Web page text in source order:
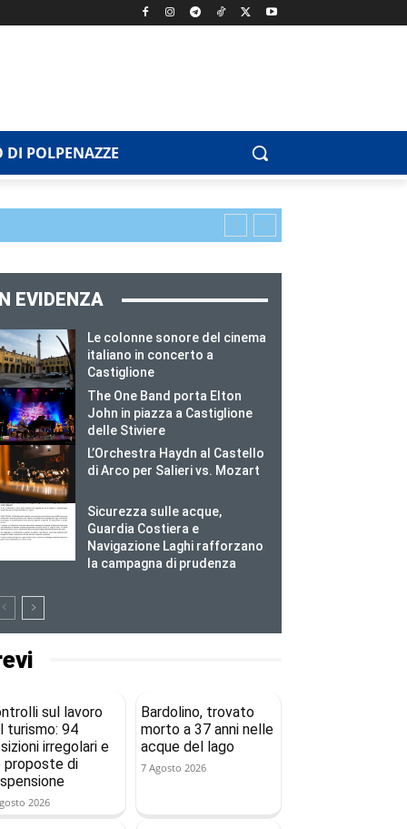
DI POLPENAZZE
EVIDENZA
Le colonne sonore del cinema
italiano in concerto a
Castiglione
The One Band porta Elton
John in piazza a Castiglione
delle Stiviere
L’Orchestra Haydn al Castello
di Arco per Salieri vs. Mozart
Sicurezza sulle acque,
Guardia Costiera e
Navigazione Laghi rafforzano
la campagna di prudenza
sul lavoro
turismo: 94
irregolari e
proposte di
2026
Bardolino, trovato
morto a 37 anni nelle
acque del lago
7 Agosto 2026